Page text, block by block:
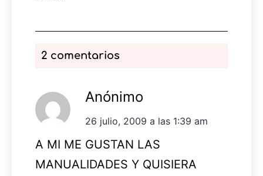
2 comentarios
Anónimo
26 julio, 2009 a las 1:39 am
A MI ME GUSTAN LAS
MANUALIDADES Y QUISIERA